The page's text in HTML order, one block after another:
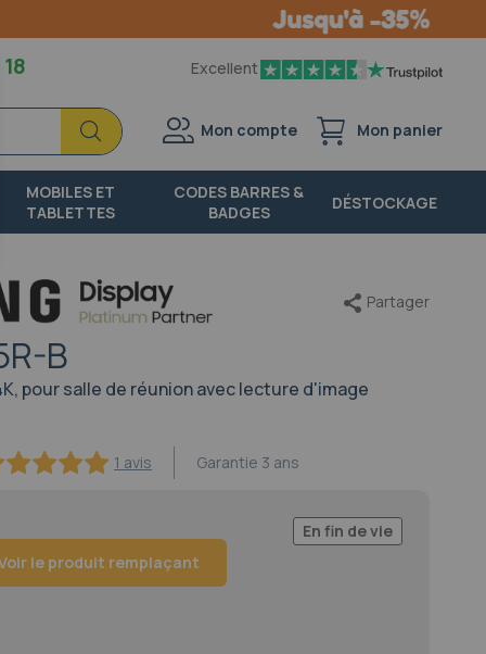
18 Excellent
Chercher
Chercher
Mon compte Mon panier
MOBILES ET
TABLETTES
CODES BARRES &
BADGES
DÉSTOCKAGE
B
pour salle de réunion avec lecture d'image
1 avis Garantie 3 ans
Partager
En fin de vie
le produit remplaçant